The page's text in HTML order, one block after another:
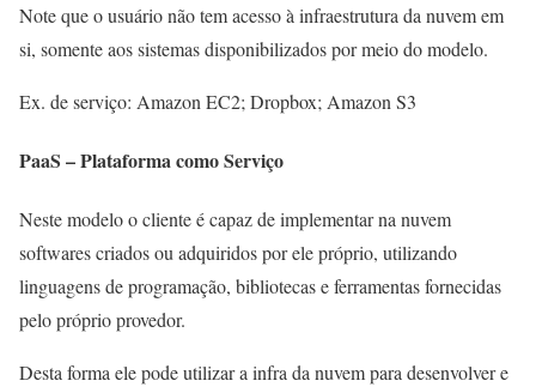
Note que o usuário não tem acesso à infraestrutura da nuvem em
si, somente aos sistemas disponibilizados por meio do modelo.
Ex. de serviço: Amazon EC2; Dropbox; Amazon S3
PaaS – Plataforma como Serviço
Neste modelo o cliente é capaz de implementar na nuvem
softwares criados ou adquiridos por ele próprio, utilizando
linguagens de programação, bibliotecas e ferramentas fornecidas
pelo próprio provedor.
Desta forma ele pode utilizar a infra da nuvem para desenvolver e